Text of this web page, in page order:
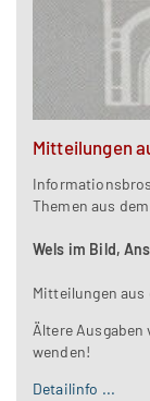
Mitteilungen
Themen aus
Wels im Bild,
Mitteilungen aus
Ältere
wenden!
Detailinfo ...